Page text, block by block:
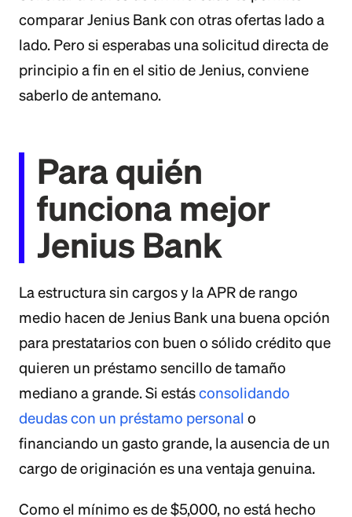
comparar Jenius Bank con otras ofertas lado a
lado. Pero si esperabas una solicitud directa de
principio a fin en el sitio de Jenius, conviene
saberlo de antemano.
Para quién
funciona mejor
Jenius Bank
La estructura sin cargos y la APR de rango
medio hacen de Jenius Bank una buena opción
para prestatarios con buen o sólido crédito que
quieren un préstamo sencillo de tamaño
mediano a grande. Si estásconsolidando
deudas con un préstamo personal o
financiando un gasto grande, la ausencia de un
cargo de originación es una ventaja genuina.
Como el mínimo es de $5,000, no está hecho